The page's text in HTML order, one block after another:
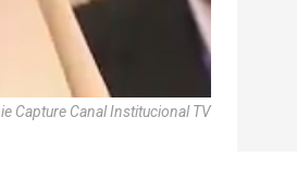
Capture Canal Institucional TV